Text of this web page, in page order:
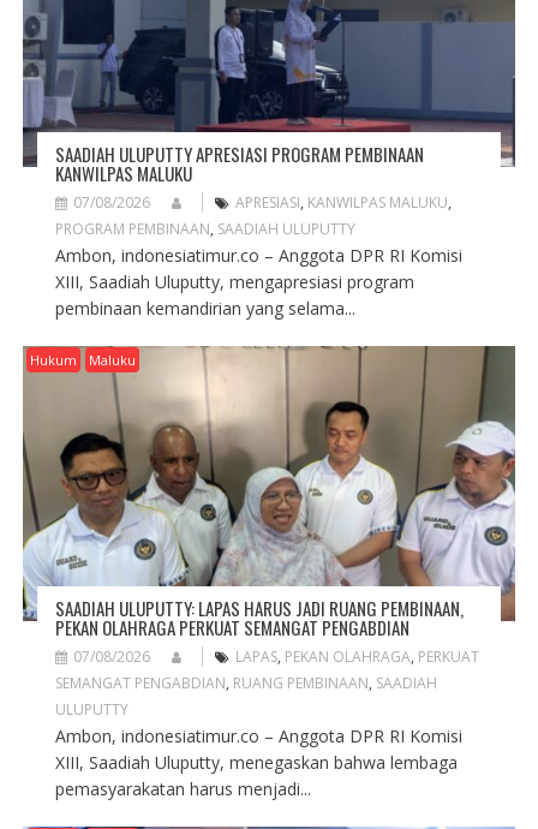
O
N
SAADIAH ULUPUTTY APRESIASI PROGRAM PEMBINAAN
KANWILPAS MALUKU
07/08/2026 APRESIASI, KANWILPAS MALUKU,
PROGRAM PEMBINAAN, SAADIAH ULUPUTTY
Ambon, indonesiatimur.co – Anggota DPR RI Komisi
XIII, Saadiah Uluputty, mengapresiasi program
pembinaan kemandirian yang selama...
Hukum Maluku
SAADIAH ULUPUTTY: LAPAS HARUS JADI RUANG PEMBINAAN,
PEKAN OLAHRAGA PERKUAT SEMANGAT PENGABDIAN
07/08/2026 LAPAS, PEKAN OLAHRAGA, PERKUAT
SEMANGAT PENGABDIAN, RUANG PEMBINAAN, SAADIAH
ULUPUTTY
Ambon, indonesiatimur.co – Anggota DPR RI Komisi
XIII, Saadiah Uluputty, menegaskan bahwa lembaga
pemasyarakatan harus menjadi...